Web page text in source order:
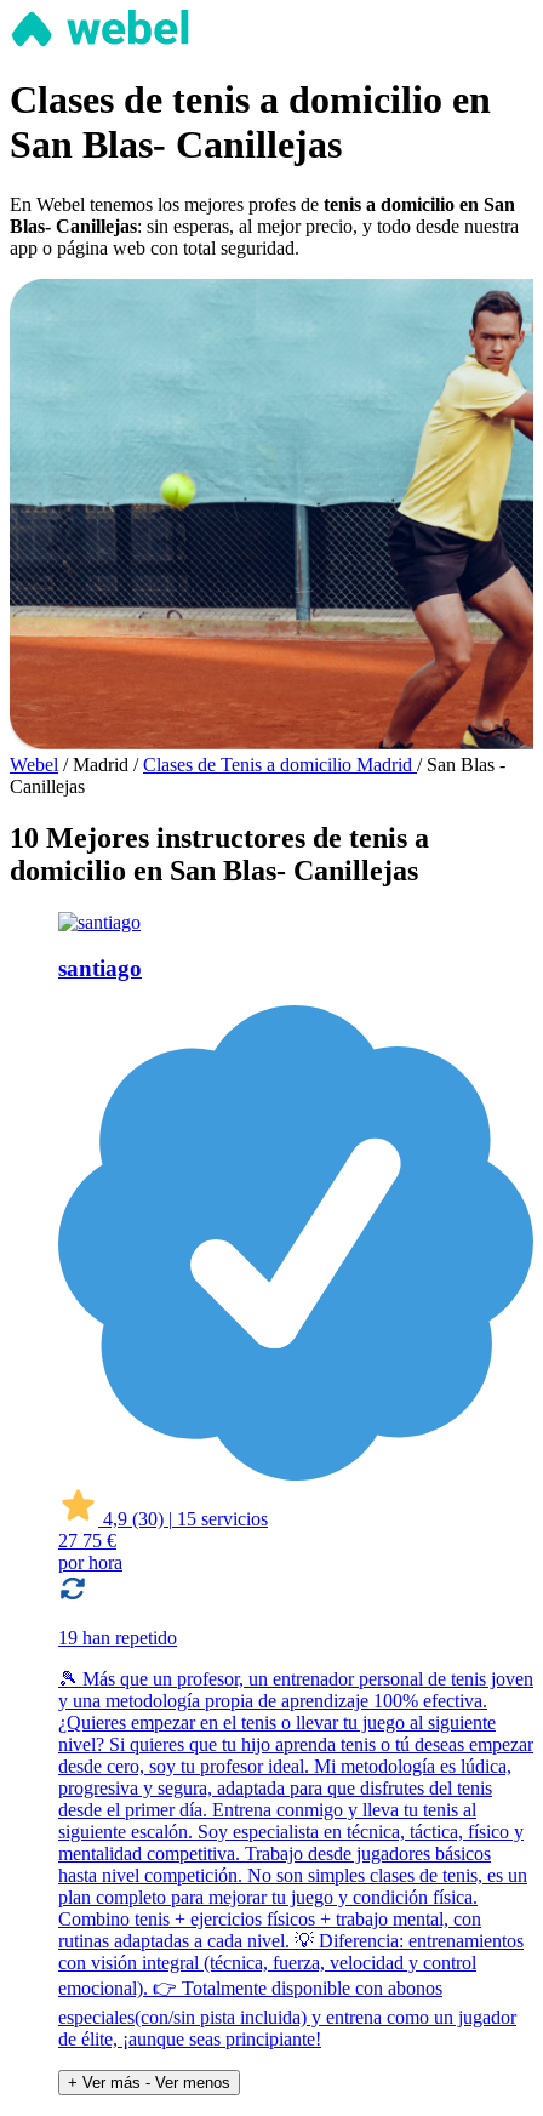
Clases de tenis a domicilio en
San Blas- Canillejas
En Webel tenemos los mejores profes de tenis a domicilio en San
Blas- Canillejas: sin esperas, al mejor precio, y todo desde nuestra
app o página web con total seguridad.
Webel / Madrid / Clases de Tenis a domicilio Madrid / San Blas -
Canillejas
10 Mejores instructores de tenis a
domicilio en San Blas- Canillejas
santiago
4,9 (30) | 15 servicios
27 75 €
por hora
19 han repetido
🎾 Más que un profesor, un entrenador personal de tenis joven
y una metodología propia de aprendizaje 100% efectiva.
¿Quieres empezar en el tenis o llevar tu juego al siguiente
nivel? Si quieres que tu hijo aprenda tenis o tú deseas empezar
desde cero, soy tu profesor ideal. Mi metodología es lúdica,
progresiva y segura, adaptada para que disfrutes del tenis
desde el primer día. Entrena conmigo y lleva tu tenis al
siguiente escalón. Soy especialista en técnica, táctica, físico y
mentalidad competitiva. Trabajo desde jugadores básicos
hasta nivel competición. No son simples clases de tenis, es un
plan completo para mejorar tu juego y condición física.
Combino tenis + ejercicios físicos + trabajo mental, con
rutinas adaptadas a cada nivel. 💡 Diferencia: entrenamientos
con visión integral (técnica, fuerza, velocidad y control
emocional). 👉 Totalmente disponible con abonos
especiales(con/sin pista incluida) y entrena como un jugador
de élite, ¡aunque seas principiante!
+ Ver más - Ver menos